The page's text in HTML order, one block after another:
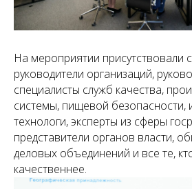
На мероприятии присутствовали
руководители организаций,
специалисты служб качества,
системы, пищевой безопасности,
технологи, эксперты из сферы
представители органов власти,
деловых объединений и все те,
качественнее.